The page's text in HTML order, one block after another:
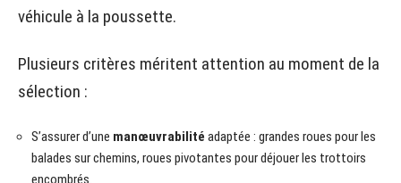
véhicule à la poussette.
Plusieurs critères méritent attention au moment de la
sélection :
S’assurer d’une manœuvrabilité adaptée : grandes roues pour les
balades sur chemins, roues pivotantes pour déjouer les trottoirs
encombrés.